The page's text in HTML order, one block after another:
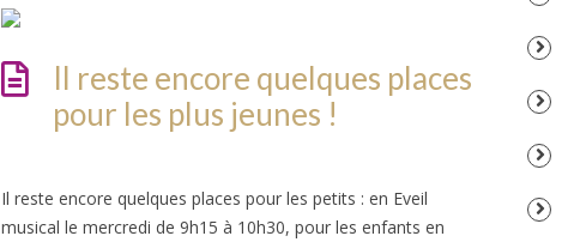
Il reste encore quelques places
pour les plus jeunes !
Il reste encore quelques places pour les petits : en Eveil
musical le mercredi de 9h15 à 10h30, pour les enfants en